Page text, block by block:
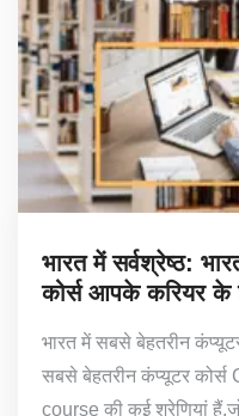
भारत में सर्वश्रेष्ठ:
कोर्स आपके करियर
भारत में सबसे बेहतरीन
सबसे बेहतरीन कंप्यूटर
course की कई श्रेणियां